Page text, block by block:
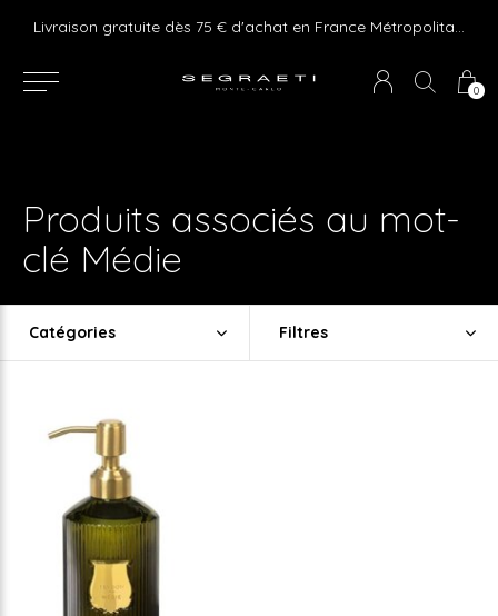
0
Livraison gratuite dès 75 € d'achat en France Métropolitaine et Monaco (hors mobilier)
Produits associés au mot-
clé Médie
Catégories Filtres